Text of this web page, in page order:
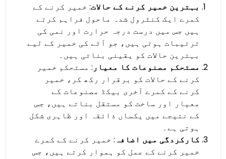
بہترین خمیر کرنے کے حالات: خمیر کرنے کے
کمرے ایک کنٹرول شدہ ماحول فراہم کرتے
ہیں جس میں درست درجہ حرارت اور نمی کی
ترتیبات ہوتی ہیں، جو آٹے کی خمیر کے لیے
بہترین حالات کو یقینی بناتی ہیں۔
مستحکم مصنوعات کا معیار : مستحکم خمیر
کرنے کے حالات کو برقرار رکھ کر، خمیر
کرنے کے کمرے آخری بیکڈ مصنوعات کے
معیار اور ساخت کو مستقل بناتے ہیں، جس
کے نتیجے میں یکساں ذائقہ اور ظاہری شکل
ہوتی ہے۔
کارکردگی میں اضافہ : خمیر کرنے کے کمرے
خمیر کرنے کے عمل کو ہموار کرتے ہیں، جس